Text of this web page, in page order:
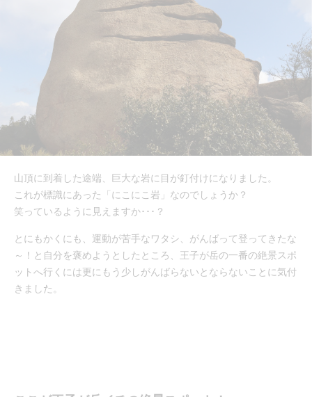
山頂に到着した途端、巨大な岩に目が釘付けになりました。
これが標識にあった「にこにこ岩」なのでしょうか？
笑っているように見えますか･･･？
とにもかくにも、運動が苦手なワタシ、がんばって登ってきたな
～！と自分を褒めようとしたところ、王子が岳の一番の絶景スポ
ットへ行くには更にもう少しがんばらないとならないことに気付
きました。